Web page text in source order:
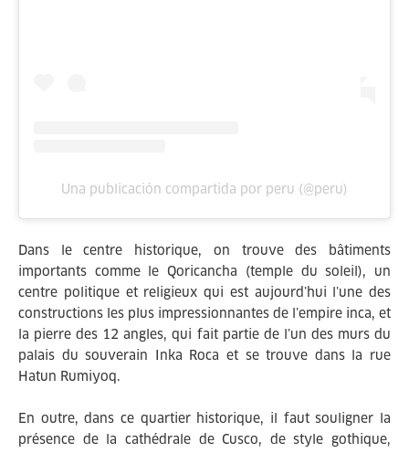
Una publicación compartida por peru (@peru)
Dans le centre historique, on trouve des bâtiments
importants comme le Qoricancha (temple du soleil), un
centre politique et religieux qui est aujourd’hui l’une des
constructions les plus impressionnantes de l’empire inca, et
la pierre des 12 angles, qui fait partie de l’un des murs du
palais du souverain Inka Roca et se trouve dans la rue
Hatun Rumiyoq.
En outre, dans ce quartier historique, il faut souligner la
présence de la cathédrale de Cusco, de style gothique,